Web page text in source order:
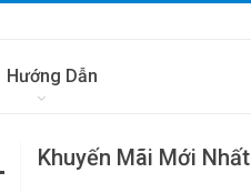
Hướng Dẫn
Khuyến Mãi Mới Nhất